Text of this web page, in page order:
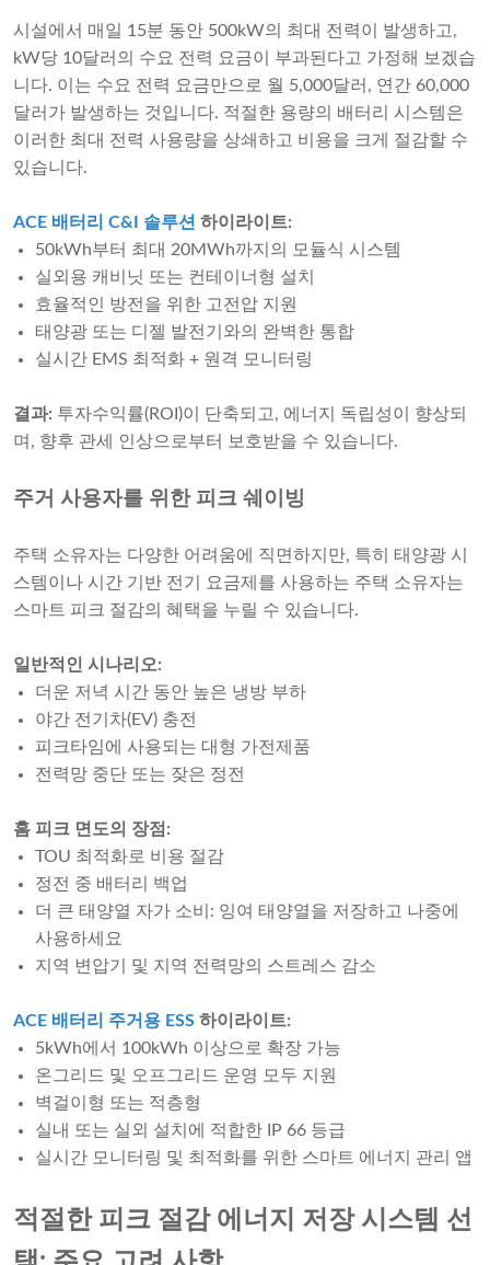
시설에서 매일 15분 동안 500kW의 최대 전력이 발생하고,
kW당 10달러의 수요 전력 요금이 부과된다고 가정해 보겠습
니다. 이는 수요 전력 요금만으로 월 5,000달러, 연간 60,000
달러가 발생하는 것입니다. 적절한 용량의 배터리 시스템은
이러한 최대 전력 사용량을 상쇄하고 비용을 크게 절감할 수
있습니다.
ACE 배터리 C&I 솔루션 하이라이트:
50kWh부터 최대 20MWh까지의 모듈식 시스템
실외용 캐비닛 또는 컨테이너형 설치
효율적인 방전을 위한 고전압 지원
태양광 또는 디젤 발전기와의 완벽한 통합
실시간 EMS 최적화 + 원격 모니터링
결과: 투자수익률(ROI)이 단축되고, 에너지 독립성이 향상되
며, 향후 관세 인상으로부터 보호받을 수 있습니다.
주거 사용자를 위한 피크 쉐이빙
주택 소유자는 다양한 어려움에 직면하지만, 특히 태양광 시
스템이나 시간 기반 전기 요금제를 사용하는 주택 소유자는
스마트 피크 절감의 혜택을 누릴 수 있습니다.
일반적인 시나리오:
더운 저녁 시간 동안 높은 냉방 부하
야간 전기차(EV) 충전
피크타임에 사용되는 대형 가전제품
전력망 중단 또는 잦은 정전
홈 피크 면도의 장점:
TOU 최적화로 비용 절감
정전 중 배터리 백업
더 큰 태양열 자가 소비: 잉여 태양열을 저장하고 나중에
사용하세요
지역 변압기 및 지역 전력망의 스트레스 감소
ACE 배터리 주거용 ESS 하이라이트:
5kWh에서 100kWh 이상으로 확장 가능
온그리드 및 오프그리드 운영 모두 지원
벽걸이형 또는 적층형
실내 또는 실외 설치에 적합한 IP 66 등급
실시간 모니터링 및 최적화를 위한 스마트 에너지 관리 앱
적절한 피크 절감 에너지 저장 시스템 선